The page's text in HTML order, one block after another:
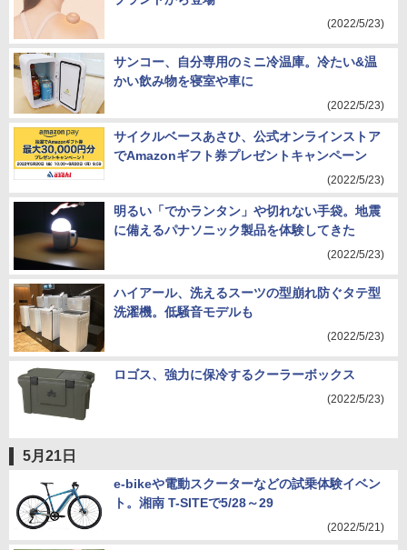
(2022/5/23)
サンコー、自分専用のミニ冷温庫。冷たい&温
かい飲み物を寝室や車に
(2022/5/23)
サイクルベースあさひ、公式オンラインストア
でAmazonギフト券プレゼントキャンペーン
(2022/5/23)
明るい「でかランタン」や切れない手袋。地震
に備えるパナソニック製品を体験してきた
(2022/5/23)
ハイアール、洗えるスーツの型崩れ防ぐタテ型
洗濯機。低騒音モデルも
(2022/5/23)
ロゴス、強力に保冷するクーラーボックス
(2022/5/23)
5月21日
e-bikeや電動スクーターなどの試乗体験イベン
ト。湘南 T-SITEで5/28～29
(2022/5/21)